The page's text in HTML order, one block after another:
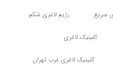
سریع رژیم لاغری شکم
کلینیک لاغری
کلینیک لاغری غرب تهران